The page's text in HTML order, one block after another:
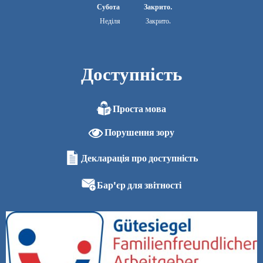
Субота
Закрито.
Неділя
Закрито.
Доступність
Проста мова
Порушення зору
Декларація про доступність
Бар'єр для звітності